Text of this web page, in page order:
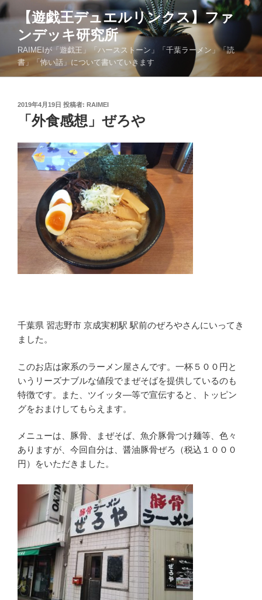
コ
ン
へ
【遊戯王デュエルリンクス】ファ
ンデッキ研究所
RAIMEIが「遊戯王」「ハースストーン」「千葉ラーメン」「読
書」「怖い話」について書いていきます
投
2019年4月19日 投稿者: RAIMEI
「外食感想」ぜろや
千葉県 習志野市 京成実籾駅 駅前のぜろやさんにいってき
ました。
このお店は家系のラーメン屋さんです。一杯５００円と
いうリーズナブルな値段でまぜそばを提供しているのも
特徴です。また、ツイッタ―等で宣伝すると、トッピン
グをおまけしてもらえます。
メニューは、豚骨、まぜそば、魚介豚骨つけ麺等、色々
ありますが、今回自分は、醤油豚骨ぜろ（税込１０００
円）をいただきました。